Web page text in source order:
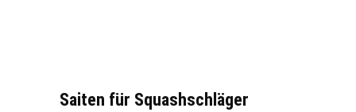
Saiten für Squashschläger